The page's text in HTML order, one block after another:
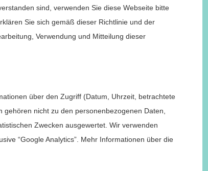
sind, verwenden Sie diese Webseite bitte
Sie sich gemäß dieser Richtlinie und der
Verwendung und Mitteilung dieser
über den Zugriff (Datum, Uhrzeit, betrachtete
nicht zu den personenbezogenen Daten,
Zwecken ausgewertet. Wir verwenden
“Google Analytics”. Mehr Informationen über die